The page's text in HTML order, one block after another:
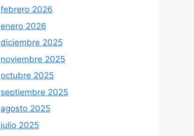
febrero 2026
enero 2026
diciembre 2025
noviembre 2025
octubre 2025
septiembre 2025
agosto 2025
julio 2025